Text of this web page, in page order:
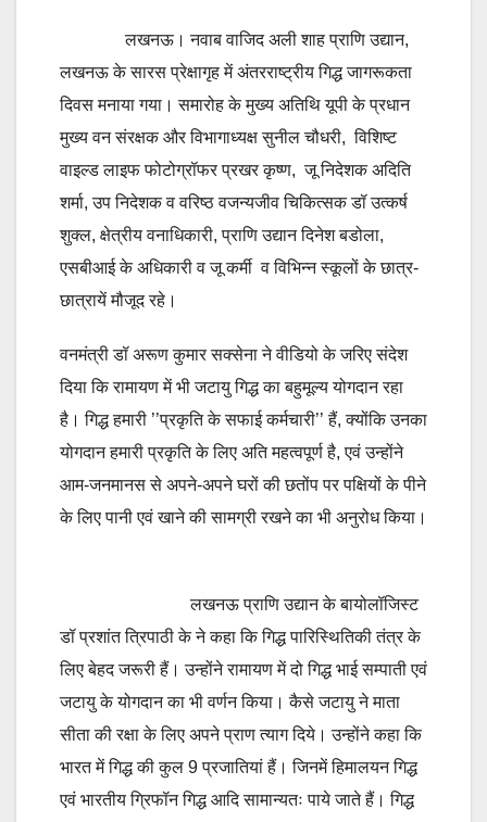
लखनऊ। नवाब वाजिद अली शाह प्राणि उद्यान,
लखनऊ के सारस प्रेक्षागृह में अंतरराष्ट्रीय गिद्ध जागरूकता
दिवस मनाया गया। समारोह के मुख्य अतिथि यूपी के प्रधान
मुख्य वन संरक्षक और विभागाध्यक्ष सुनील चौधरी, विशिष्ट
वाइल्ड लाइफ फोटोग्रॉफर प्रखर कृष्ण, जू निदेशक अदिति
शर्मा, उप निदेशक व वरिष्ठ वजन्यजीव चिकित्सक डॉ उत्कर्ष
शुक्ल, क्षेत्रीय वनाधिकारी, प्राणि उद्यान दिनेश बडोला,
एसबीआई के अधिकारी व जू कर्मी व विभिन्न स्कूलों के छात्र-
छात्रायें मौजूद रहे।
वनमंत्री डॉ अरूण कुमार सक्सेना ने वीडियो के जरिए संदेश
दिया कि रामायण में भी जटायु गिद्ध का बहुमूल्य योगदान रहा
है। गिद्ध हमारी ’’प्रकृति के सफाई कर्मचारी’’ हैं, क्योंकि उनका
योगदान हमारी प्रकृति के लिए अति महत्वपूर्ण है, एवं उन्होंने
आम-जनमानस से अपने-अपने घरों की छतोंप पर पक्षियों के पीने
के लिए पानी एवं खाने की सामग्री रखने का भी अनुरोध किया।
लखनऊ प्राणि उद्यान के बायोलॉजिस्ट
डॉ प्रशांत त्रिपाठी के ने कहा कि गिद्ध पारिस्थितिकी तंत्र के
लिए बेहद जरूरी हैं। उन्होंने रामायण में दो गिद्ध भाई सम्पाती एवं
जटायु के योगदान का भी वर्णन किया। कैसे जटायु ने माता
सीता की रक्षा के लिए अपने प्राण त्याग दिये। उन्होंने कहा कि
भारत में गिद्ध की कुल 9 प्रजातियां हैं। जिनमें हिमालयन गिद्ध
एवं भारतीय ग्रिफॉन गिद्ध आदि सामान्यतः पाये जाते हैं। गिद्ध